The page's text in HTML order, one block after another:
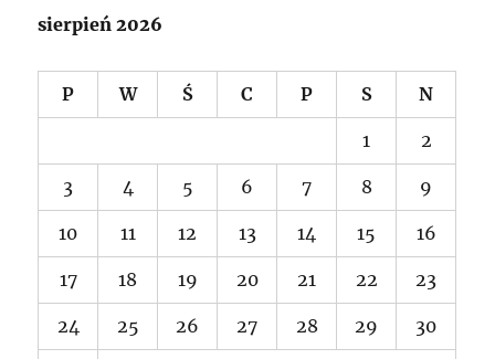
sierpień 2026
P W Ś C P S N
1 2
3 4 5 6 7 8 9
10 11 12 13 14 15 16
17 18 19 20 21 22 23
24 25 26 27 28 29 30